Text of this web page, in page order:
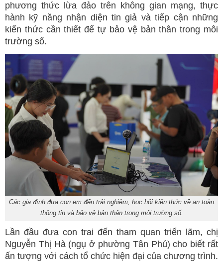
phương thức lừa đảo trên không gian mạng, thực
hành kỹ năng nhận diện tin giả và tiếp cận những
kiến thức cần thiết để tự bảo vệ bản thân trong môi
trường số.
Các gia đình đưa con em đến trải nghiệm, học hỏi kiến thức về an toàn
thông tin và bảo vệ bản thân trong môi trường số.
Lần đầu đưa con trai đến tham quan triển lãm, chị
Nguyễn Thị Hà (ngụ ở phường Tân Phú) cho biết rất
ấn tượng với cách tổ chức hiện đại của chương trình.